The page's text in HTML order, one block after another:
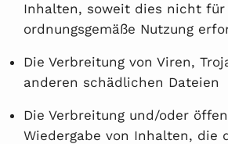
Inhalten, soweit dies nicht für
ordnungsgemäße Nutzung
Die Verbreitung von Viren,
anderen schädlichen Dateien
Die Verbreitung und/oder
Wiedergabe von Inhalten, die